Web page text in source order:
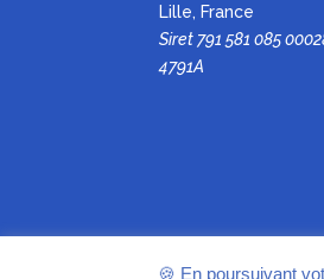
Lille, France
Siret 791 581 085
4791A
🍪 En poursuivant